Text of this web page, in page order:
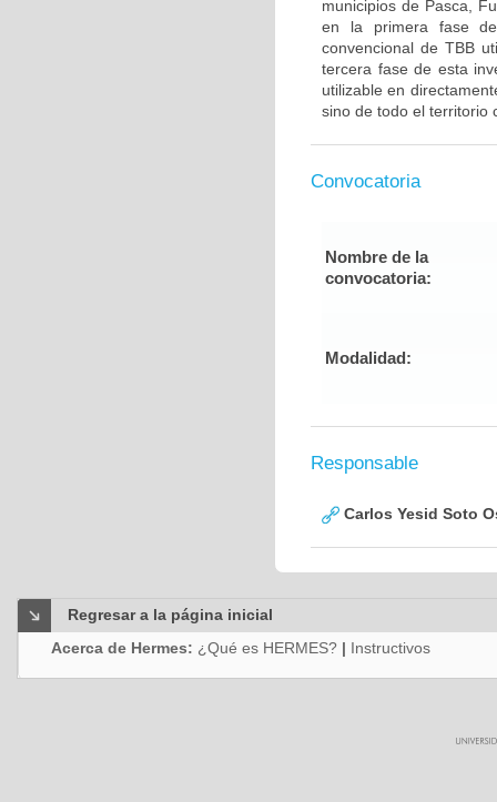
municipios de Pasca,
en la primera fase
convencional de TBB
tercera fase de esta
utilizable en
sino de todo el territorio
Convocatoria
Nombre de la
convocatoria:
Modalidad:
Responsable
Carlos Yesid Soto
Regresar a la página inicial
Acerca de Hermes: ¿Qué es HERMES? | Instructivos